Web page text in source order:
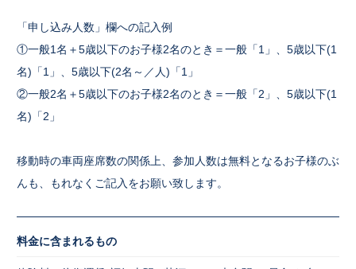
「申し込み人数」欄への記入例
①一般1名＋5歳以下のお子様2名のとき＝一般「1」、5歳以下(1
名)「1」、5歳以下(2名～／人)「1」
②一般2名＋5歳以下のお子様2名のとき＝一般「2」、5歳以下(1
名)「2」
移動時の車両座席数の関係上、参加人数は無料となるお子様のぶ
んも、もれなくご記入をお願い致します。
料金に含まれるもの